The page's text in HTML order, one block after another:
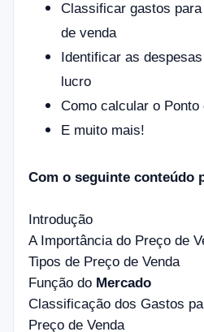
Classificar gastos
de venda
Identificar as
lucro
Como calcular o Ponto
E muito mais!
Com o seguinte conteúdo
Introdução
A Importância do Preço de
Tipos de Preço de Venda
Função do Mercado
Classificação dos Gastos
Preço de Venda